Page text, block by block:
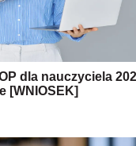
dla nauczyciela
[WNIOSEK]